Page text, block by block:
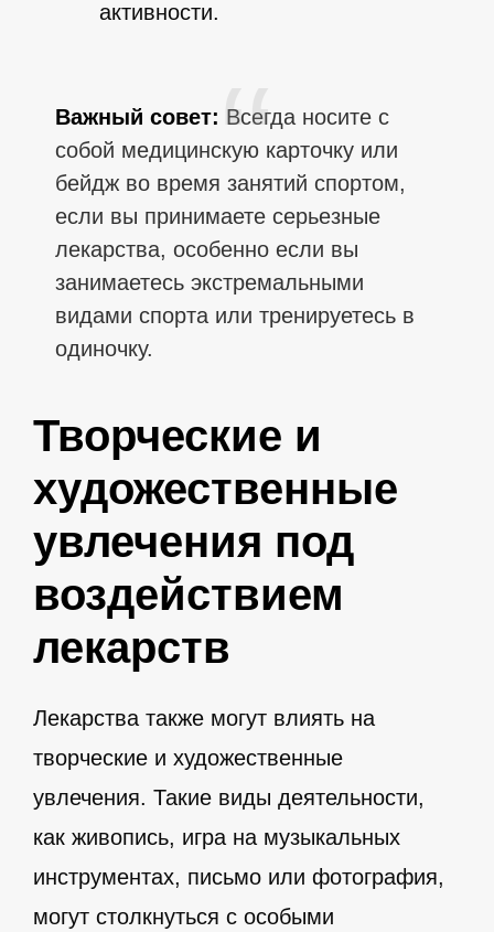
активности.
Важный совет: Всегда носите с
собой медицинскую карточку или
бейдж во время занятий спортом,
если вы принимаете серьезные
лекарства, особенно если вы
занимаетесь экстремальными
видами спорта или тренируетесь в
одиночку.
Творческие и
художественные
увлечения под
воздействием
лекарств
Лекарства также могут влиять на
творческие и художественные
увлечения. Такие виды деятельности,
как живопись, игра на музыкальных
инструментах, письмо или фотография,
могут столкнуться с особыми